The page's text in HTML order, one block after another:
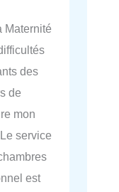
Maternité
des
de
mon
service
est